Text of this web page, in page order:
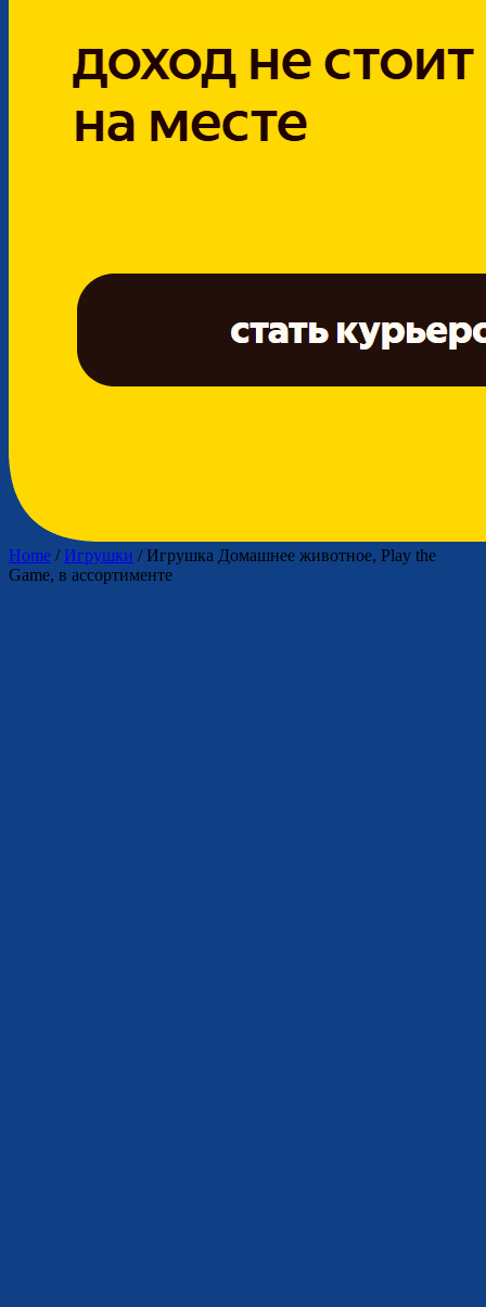
Home /Игрушки / Игрушка Домашнее животное, Play the
Game, в ассортименте